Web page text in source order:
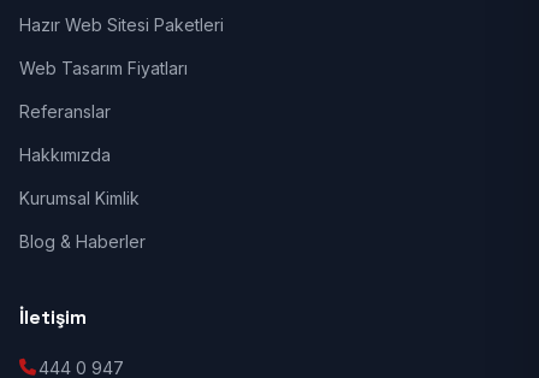
Hazır Web Sitesi Paketleri
Web Tasarım Fiyatları
Referanslar
Hakkımızda
Kurumsal Kimlik
Blog & Haberler
İletişim
444 0 947